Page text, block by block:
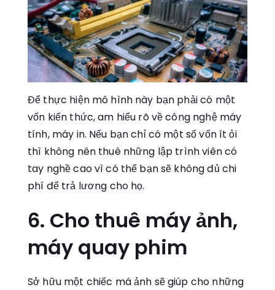
Để thực hiện mô hình này bạn phải có một
vốn kiến thức, am hiểu rõ về công nghệ máy
tính, máy in. Nếu bạn chỉ có một số vốn ít ỏi
thì không nên thuê những lập trình viên có
tay nghề cao vì có thể bạn sẽ không đủ chi
phí để trả lương cho họ.
6. Cho thuê máy ảnh,
máy quay phim
Sở hữu một chiếc má ảnh sẽ giúp cho những